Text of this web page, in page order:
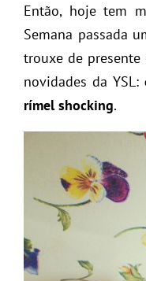
Então, hoje tem
Semana passada
trouxe de
novidades da YSL:
rímel shocking.